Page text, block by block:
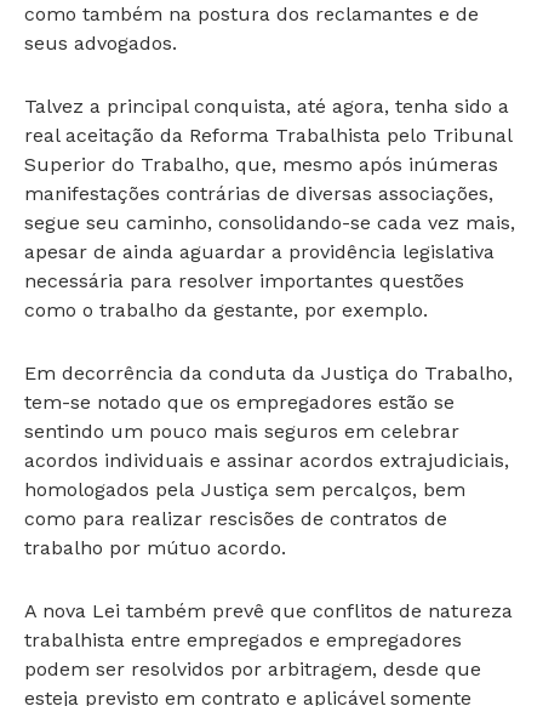
como também na postura dos reclamantes e de
seus advogados.
Talvez a principal conquista, até agora, tenha sido a
real aceitação da Reforma Trabalhista pelo Tribunal
Superior do Trabalho, que, mesmo após inúmeras
manifestações contrárias de diversas associações,
segue seu caminho, consolidando-se cada vez mais,
apesar de ainda aguardar a providência legislativa
necessária para resolver importantes questões
como o trabalho da gestante, por exemplo.
Em decorrência da conduta da Justiça do Trabalho,
tem-se notado que os empregadores estão se
sentindo um pouco mais seguros em celebrar
acordos individuais e assinar acordos extrajudiciais,
homologados pela Justiça sem percalços, bem
como para realizar rescisões de contratos de
trabalho por mútuo acordo.
A nova Lei também prevê que conflitos de natureza
trabalhista entre empregados e empregadores
podem ser resolvidos por arbitragem, desde que
esteja previsto em contrato e aplicável somente